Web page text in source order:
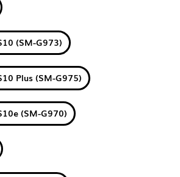
(SM-G973)
Plus (SM-G975)
(SM-G970)